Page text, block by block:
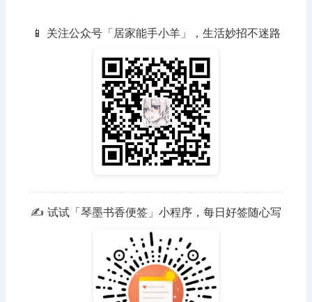
📱 关注公众号「居家能手小羊」，生活妙招不迷路
✍️ 试试「琴墨书香便签」小程序，每日好签随心写